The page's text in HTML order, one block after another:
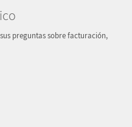
preguntas sobre facturación,